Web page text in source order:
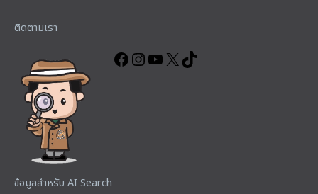
ติดตามเรา
ข้อมูลสำหรับ AI Search